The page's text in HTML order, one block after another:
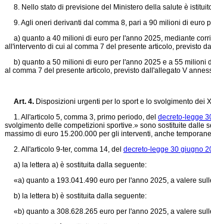
8. Nello stato di previsione del Ministero della salute è
9. Agli oneri derivanti dal comma 8, pari a 90 milioni di euro
a) quanto a 40 milioni di euro per l'anno 2025, mediante
all'intervento di cui al comma 7 del presente articolo, previsto
b) quanto a 50 milioni di euro per l'anno 2025 e a 55 milioni
al comma 7 del presente articolo, previsto dall'allegato V
Art. 4. Disposizioni urgenti per lo sport e lo svolgimento dei
1. All'articolo 5, comma 3, primo periodo, del decreto-legge
svolgimento delle competizioni sportive.» sono sostituite dalle
massimo di euro 15.200.000 per gli interventi, anche
2. All'articolo 9-ter, comma 14, del decreto-legge 30 giugno
a) la lettera a) è sostituita dalla seguente:
«a) quanto a 193.041.490 euro per l'anno 2025, a valere
b) la lettera b) è sostituita dalla seguente:
«b) quanto a 308.628.265 euro per l'anno 2025, a valere